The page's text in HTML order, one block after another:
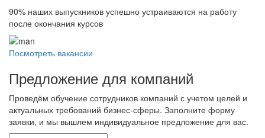
90% наших выпускников успешно устраиваются на работу
после окончания курсов
Посмотреть вакансии
Предложение для компаний
Проведём обучение сотрудников компаний с учетом целей и
актуальных требований бизнес-сферы. Заполните форму
заявки, и мы вышлем индивидуальное предложение для вас.